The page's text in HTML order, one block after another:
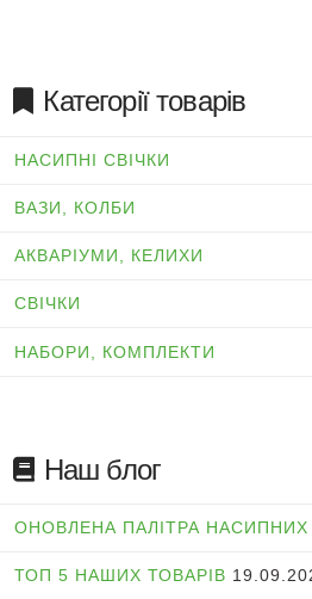
Категорії товарів
НАСИПНІ СВІЧКИ
ВАЗИ, КОЛБИ
АКВАРІУМИ, КЕЛИХИ
СВІЧКИ
НАБОРИ, КОМПЛЕКТИ
Наш блог
ОНОВЛЕНА ПАЛІТРА НАСИПНИХ
ТОП 5 НАШИХ ТОВАРІВ